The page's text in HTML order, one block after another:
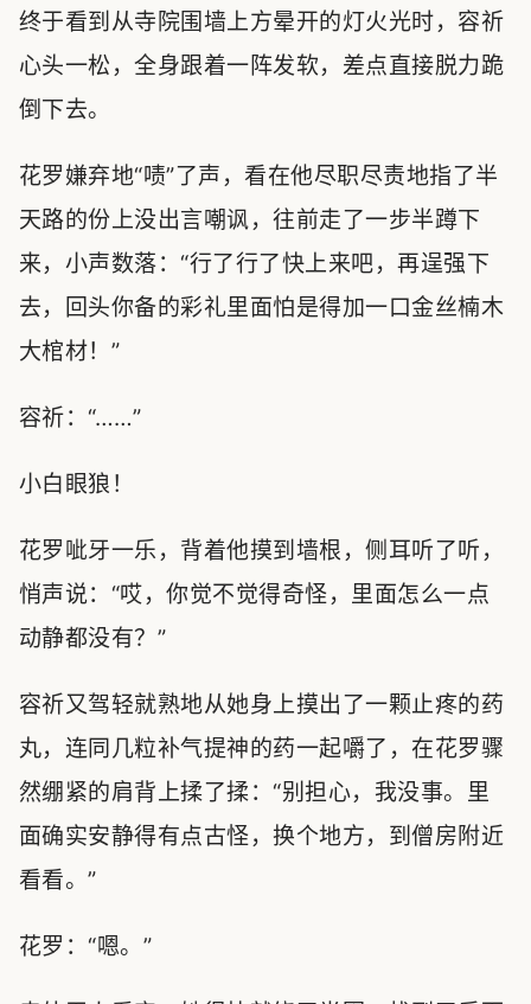
终于看到从寺院围墙上方晕开的灯火光时，容祈
心头一松，全身跟着一阵发软，差点直接脱力跪
倒下去。
花罗嫌弃地“啧”了声，看在他尽职尽责地指了半
天路的份上没出言嘲讽，往前走了一步半蹲下
来，小声数落：“行了行了快上来吧，再逞强下
去，回头你备的彩礼里面怕是得加一口金丝楠木
大棺材！”
容祈：“……”
小白眼狼！
花罗呲牙一乐，背着他摸到墙根，侧耳听了听，
悄声说：“哎，你觉不觉得奇怪，里面怎么一点
动静都没有？”
容祈又驾轻就熟地从她身上摸出了一颗止疼的药
丸，连同几粒补气提神的药一起嚼了，在花罗骤
然绷紧的肩背上揉了揉：“别担心，我没事。里
面确实安静得有点古怪，换个地方，到僧房附近
看看。”
花罗：“嗯。”